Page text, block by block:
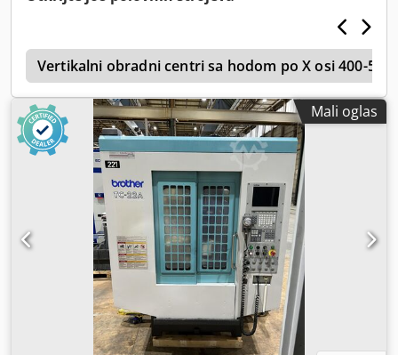
Vertikalni obradni centri sa hodom po X osi 400-599
Mali oglas